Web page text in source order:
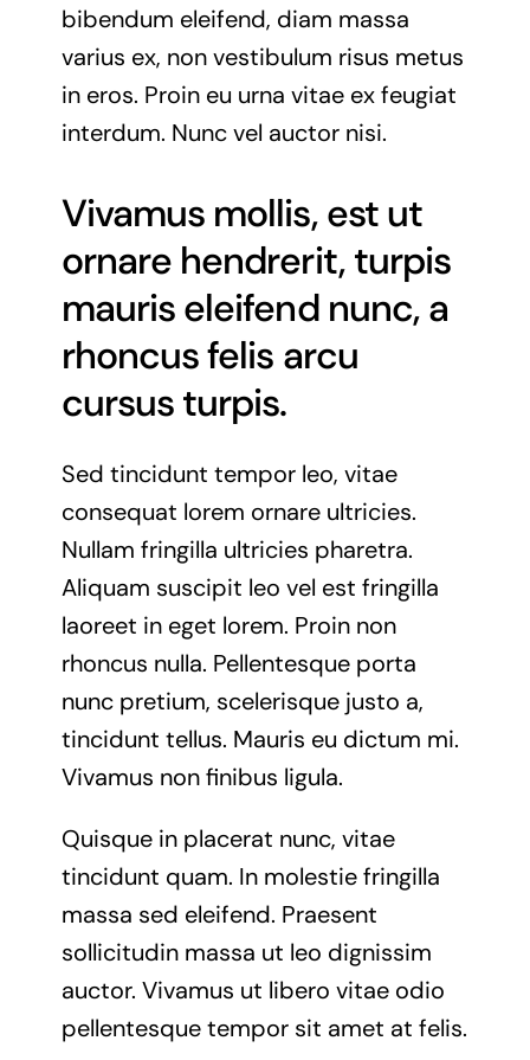
bibendum eleifend, diam massa
varius ex, non vestibulum risus metus
in eros. Proin eu urna vitae ex feugiat
interdum. Nunc vel auctor nisi.
Vivamus mollis, est ut
ornare hendrerit, turpis
mauris eleifend nunc, a
rhoncus felis arcu
cursus turpis.
Sed tincidunt tempor leo, vitae
consequat lorem ornare ultricies.
Nullam fringilla ultricies pharetra.
Aliquam suscipit leo vel est fringilla
laoreet in eget lorem. Proin non
rhoncus nulla. Pellentesque porta
nunc pretium, scelerisque justo a,
tincidunt tellus. Mauris eu dictum mi.
Vivamus non finibus ligula.
Quisque in placerat nunc, vitae
tincidunt quam. In molestie fringilla
massa sed eleifend. Praesent
sollicitudin massa ut leo dignissim
auctor. Vivamus ut libero vitae odio
pellentesque tempor sit amet at felis.